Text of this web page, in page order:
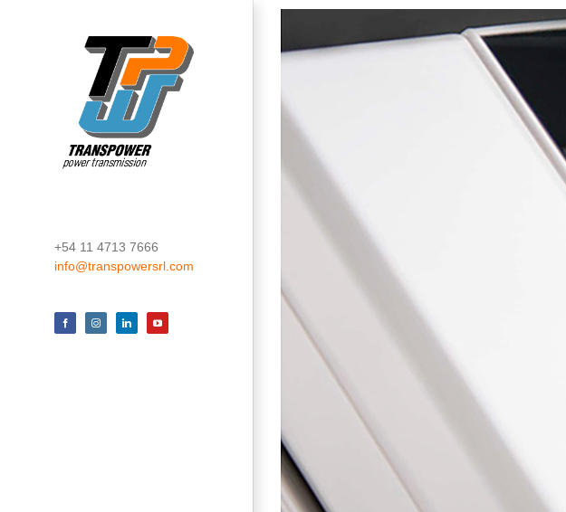
+54 11 4713 7666
info@transpowersrl.com
FacebookInstagramLinkedInYouTube
Image